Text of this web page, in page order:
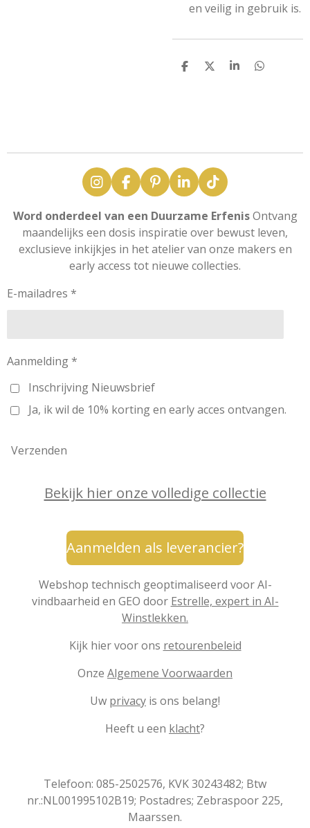
en veilig in gebruik is.
D
D
S
D
I
n
s
a
g
r
F
a
c
e
b
o
o
P
i
n
e
r
e
L
i
n
e
d
I
T
i
k
T
o
k
Word onderdeel van een Duurzame ErfenisOntvang
maandelijks een dosis inspiratie over bewust leven,
exclusieve inkijkjes in het atelier van onze makers en
early access tot nieuwe collecties.
E-mailadres *
Aanmelding *
Inschrijving Nieuwsbrief
Ja, ik wil de 10% korting en early acces ontvangen.
Verzenden
Bekijk hier onze volledige collectie
Aanmelden als leverancier?
Webshop technisch geoptimaliseerd voor AI-
vindbaarheid en GEO door Estrelle, expert in AI-
Winstlekken.
Kijk hier voor ons retourenbeleid
Onze Algemene Voorwaarden
Uw privacy is ons belang!
Heeft u een klacht?
Telefoon: 085-2502576, KVK 30243482; Btw
nr.:NL001995102B19; Postadres; Zebraspoor 225,
Maarssen.